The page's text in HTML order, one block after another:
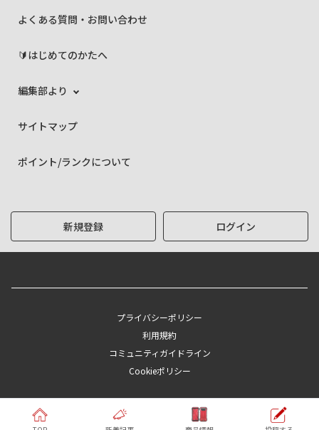
よくある質問・お問い合わせ
🔰はじめてのかたへ
編集部より
サイトマップ
ポイント/ランクについて
新規登録 ログイン
プライバシーポリシー
利用規約
コミュニティガイドライン
Cookieポリシー
Copyright © KYOCERA Corporation